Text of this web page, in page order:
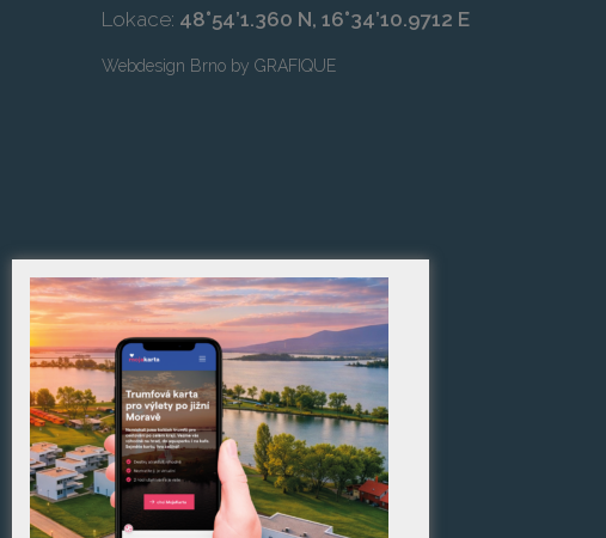
Lokace: 48°54’1.360 N, 16°34’10.9712 E
Webdesign Brno by GRAFIQUE